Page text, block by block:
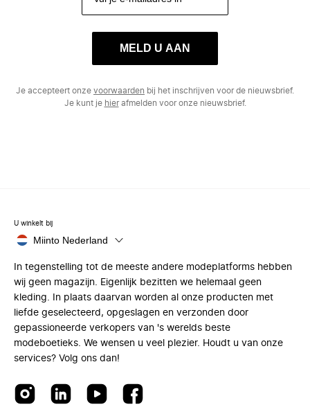
MELD U AAN
Je accepteert onze voorwaarden bij het inschrijven voor de nieuwsbrief.
Je kunt je hierafmelden voor onze nieuwsbrief.
U winkelt bij
Miinto Nederland
In tegenstelling tot de meeste andere modeplatforms hebben
wij geen magazijn. Eigenlijk bezitten we helemaal geen
kleding. In plaats daarvan worden al onze producten met
liefde geselecteerd, opgeslagen en verzonden door
gepassioneerde verkopers van 's werelds beste
modeboetieks. We wensen u veel plezier. Houdt u van onze
services? Volg ons dan!